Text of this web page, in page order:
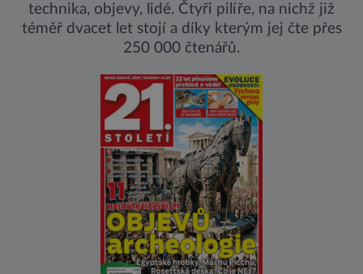
technika, objevy, lidé. Čtyři pilíře, na nichž již
téměř dvacet let stojí a díky kterým jej čte přes
250 000 čtenářů.